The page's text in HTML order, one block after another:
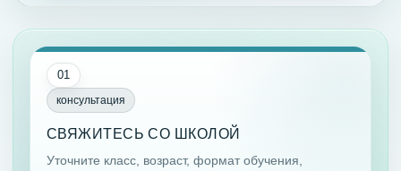
01
консультация
СВЯЖИТЕСЬ СО ШКОЛОЙ
Уточните класс, возраст, формат обучения,